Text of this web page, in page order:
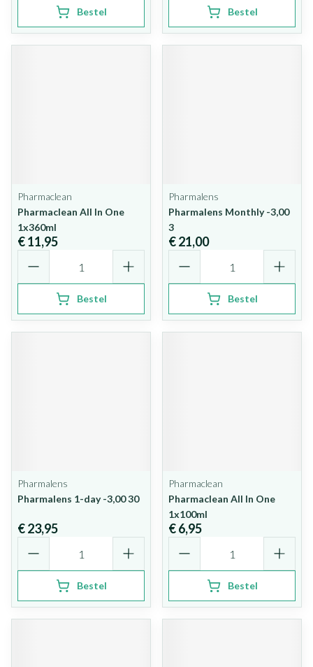
Bestel Bestel
Pharmaclean
Pharmaclean All In One
1x360ml
€ 11,95
Bestel
Pharmalens
Pharmalens Monthly -3,00
3
€ 21,00
Bestel
Pharmalens
Pharmalens 1-day -3,00 30
€ 23,95
Bestel
Pharmaclean
Pharmaclean All In One
1x100ml
€ 6,95
Bestel